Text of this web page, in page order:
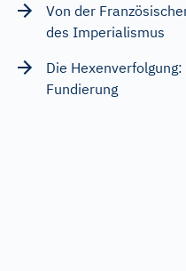
Von der
des Imperialismus
Die
Fundierung